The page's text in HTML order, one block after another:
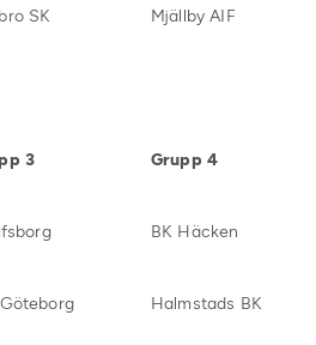
SK Mjällby AIF
3 Grupp 4
BK Häcken
Halmstads BK